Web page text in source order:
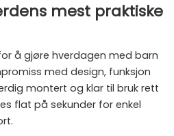
mest praktiske
for å gjøre hverdagen med barn
med design, funksjon
montert og klar til bruk rett
flat på sekunder for enkel